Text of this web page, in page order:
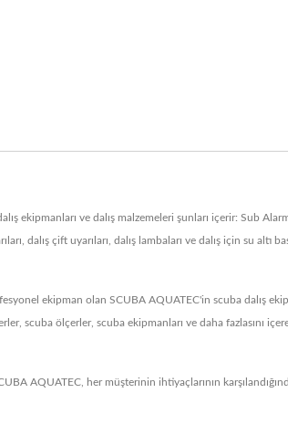
ekipmanları ve dalış malzemeleri şunları içerir: Sub
dalış çift uyarıları, dalış lambaları ve dalış için su altı
ekipman olan SCUBA AQUATEC'in scuba dalış
scuba ölçerler, scuba ekipmanları ve daha fazlasını
AQUATEC, her müşterinin ihtiyaçlarının